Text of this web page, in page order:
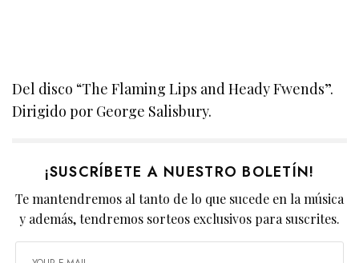
Del disco “The Flaming Lips and Heady Fwends”.
Dirigido por George Salisbury.
¡SUSCRÍBETE A NUESTRO BOLETÍN!
Te mantendremos al tanto de lo que sucede en la música
y además, tendremos sorteos exclusivos para suscrites.